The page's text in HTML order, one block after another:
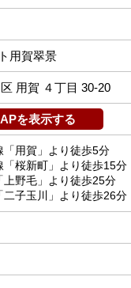
用賀翠景
用賀 ４丁目 30-20
を表示する
「用賀」より徒歩5分
「桜新町」より徒歩15分
上野毛」より徒歩25分
二子玉川」より徒歩26分